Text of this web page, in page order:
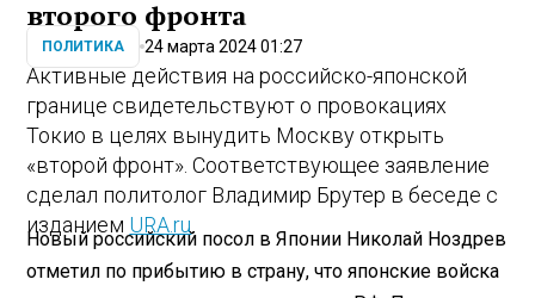
второго фронта
ПОЛИТИКА 24 марта 2024 01:27
Активные действия на российско-японской
границе свидетельствуют о провокациях
Токио в целях вынудить Москву открыть
«второй фронт». Соответствующее заявление
сделал политолог Владимир Брутер в беседе с
изданием URA.ru
Новый российский посол в Японии Николай Ноздрев
отметил по прибытию в страну, что японские войска